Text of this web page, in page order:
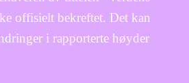
offisielt bekreftet. Det kan
i rapporterte høyder